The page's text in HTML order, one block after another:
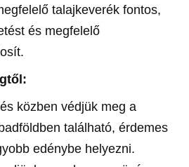
talajkeverék fontos,
és megfelelő
közben védjük meg a
található, érdemes
edénybe helyezni.